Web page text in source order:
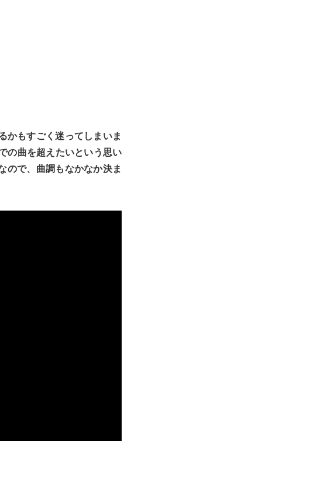
かもすごく迷ってしまいま
の曲を超えたいという思い
で、曲調もなかなか決ま